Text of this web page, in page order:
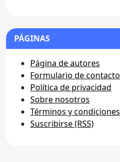
PÁGINAS
Página de autores
Formulario de contacto
Política de privacidad
Sobre nosotros
Términos y condiciones
Suscribirse (RSS)